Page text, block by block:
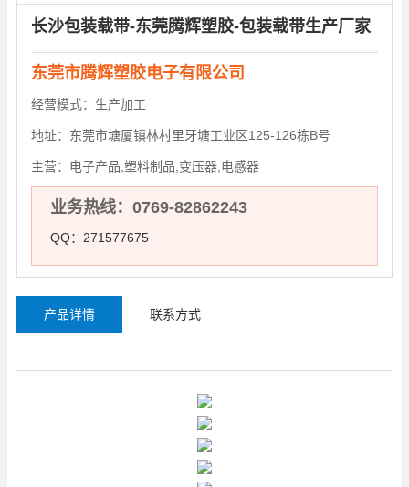
长沙包装载带-东莞腾辉塑胶-包装载带生产厂家
东莞市腾辉塑胶电子有限公司
经营模式： 生产加工
地址： 东莞市塘厦镇林村里牙塘工业区125-126栋B号
主营： 电子产品,塑料制品,变压器,电感器
业务热线：0769-82862243
QQ：271577675
产品详情 联系方式